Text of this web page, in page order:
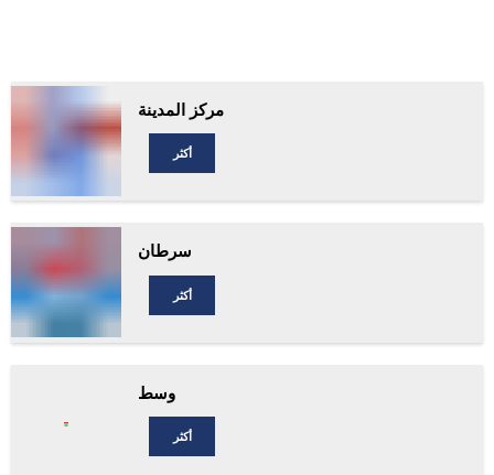
مركز المدينة
أكثر
سرطان
أكثر
وسط
أكثر